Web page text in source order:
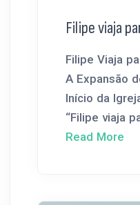
Filipe viaja
Filipe Viaja
A Expansão
Início da
“Filipe viaja
Read More